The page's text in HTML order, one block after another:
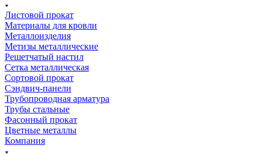
Листовой прокат
Материалы для кровли
Металлоизделия
Метизы металлические
Решетчатый настил
Сетка металлическая
Сортовой прокат
Сэндвич-панели
Трубопроводная арматура
Трубы стальные
Фасонный прокат
Цветные металлы
Компания